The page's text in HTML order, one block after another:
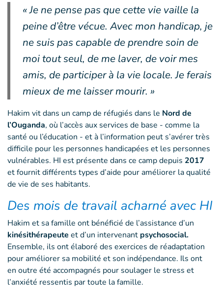
« Je ne pense pas que cette vie vaille la
peine d’être vécue. Avec mon handicap, je
ne suis pas capable de prendre soin de
moi tout seul, de me laver, de voir mes
amis, de participer à la vie locale. Je ferais
mieux de me laisser mourir. »
Hakim vit dans un camp de réfugiés dans le Nord de
l’Ouganda, où l’accès aux services de base - comme la
santé ou l’éducation - et à l’information peut s’avérer très
difficile pour les personnes handicapées et les personnes
vulnérables. HI est présente dans ce camp depuis 2017
et fournit différents types d’aide pour améliorer la qualité
de vie de ses habitants.
Des mois de travail acharné avec HI
Hakim et sa famille ont bénéficié de l’assistance d’un
kinésithérapeute et d’un intervenant psychosocial.
Ensemble, ils ont élaboré des exercices de réadaptation
pour améliorer sa mobilité et son indépendance. Ils ont
en outre été accompagnés pour soulager le stress et
l’anxiété ressentis par toute la famille.